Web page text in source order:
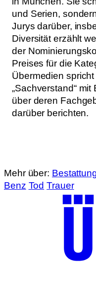
und Serien,
Jurys darüber,
Diversität erzählt
der
Preises für die
Übermedien
„Sachverstand“
über deren
darüber berichten.
Mehr über:
Benz Tod Trauer